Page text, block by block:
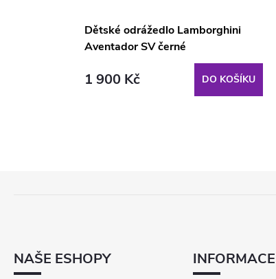
Dětské odrážedlo Lamborghini
Aventador SV černé
1 900 Kč DO KOŠÍKU
NAŠE ESHOPY INFORMACE